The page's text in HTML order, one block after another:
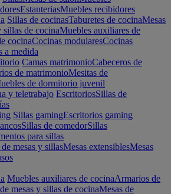
EstanteriasMuebles recibidores
Sillas de cocinasTaburetes de cocinaMesas
sillas de cocinaMuebles auxiliares de
cocinaCocinas modularesCocinas
a medida
Camas matrimonioCabeceros de
de matrimonioMesitas de
de dormitorio juvenil
y teletrabajo EscritoriosSillas de
Sillas gamingEscritorios gaming
Sillas de comedorSillas
para sillas
mesas y sillasMesas extensiblesMesas
Muebles auxiliares de cocinaArmarios de
mesas y sillas de cocinaMesas de